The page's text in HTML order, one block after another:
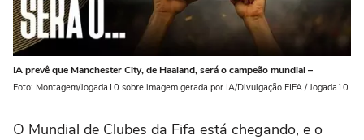
IA prevê que Manchester City, de Haaland, será o campeão mundial –
Foto: Montagem/Jogada10 sobre imagem gerada por IA/Divulgação FIFA / Jogada10
O Mundial de Clubes da Fifa está chegando, e o